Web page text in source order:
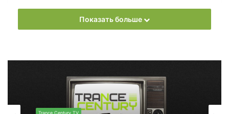
Пользовательская оценка:Будь первым !
Показать больше
Trance Century TV